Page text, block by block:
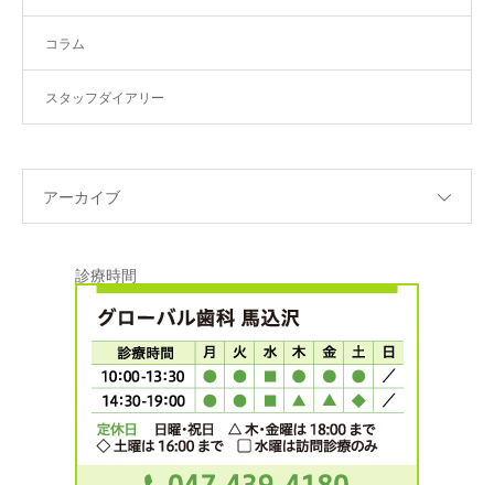
コラム
スタッフダイアリー
アーカイブ
診療時間